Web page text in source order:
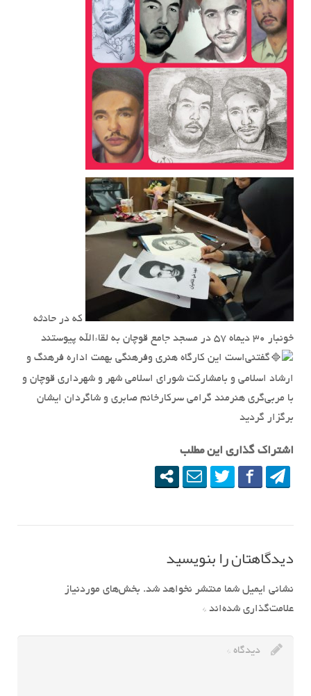
که در حادثه
خونبار 30 دیماه 57 در مسجد جامع قوچان به لقاءالله پیوستند
گفتنی‌است این کارگاه هنری وفرهنگی بهمت اداره فرهنگ و
ارشاد اسلامی و بامشارکت شورای اسلامی شهر و شهرداری قوچان و
با مربی‌گری هنرمند گرامی سرکارخانم صابری و شاگردان ایشان
برگزار گردید
اشتراک گذاری این مطلب
دیدگاهتان را بنویسید
نشانی ایمیل شما منتشر نخواهد شد. بخش‌های موردنیاز
علامت‌گذاری شده‌اند *